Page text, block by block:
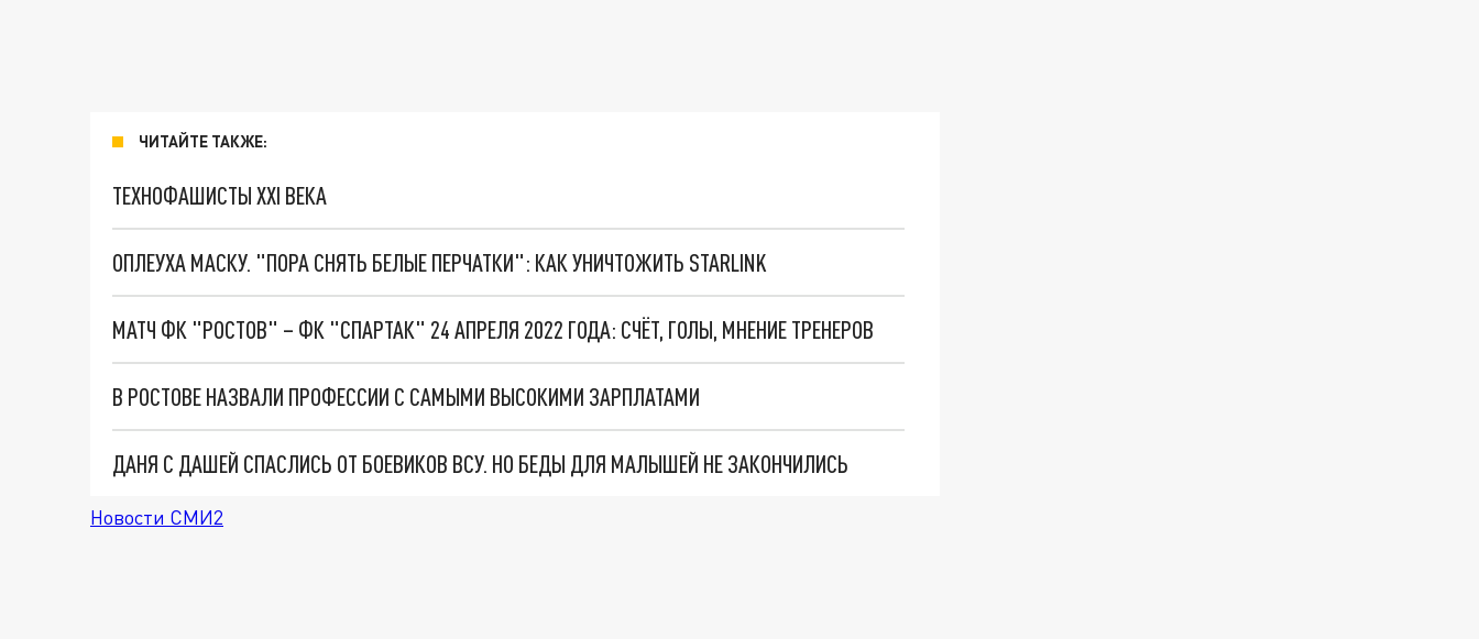
ЧИТАЙТЕ ТАКЖЕ:
ТЕХНОФАШИСТЫ XXI ВЕКА
ОПЛЕУХА МАСКУ. "ПОРА СНЯТЬ БЕЛЫЕ ПЕРЧАТКИ": КАК УНИЧТОЖИТЬ STARLINK
МАТЧ ФК "РОСТОВ" – ФК "СПАРТАК" 24 АПРЕЛЯ 2022 ГОДА: СЧЁТ, ГОЛЫ, МНЕНИЕ ТРЕНЕРОВ
В РОСТОВЕ НАЗВАЛИ ПРОФЕССИИ С САМЫМИ ВЫСОКИМИ ЗАРПЛАТАМИ
ДАНЯ С ДАШЕЙ СПАСЛИСЬ ОТ БОЕВИКОВ ВСУ. НО БЕДЫ ДЛЯ МАЛЫШЕЙ НЕ ЗАКОНЧИЛИСЬ
Новости СМИ2